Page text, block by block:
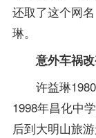
还取了这个网
琳。
意外车祸改
许益琳1980
1998年昌化中
后到大明山旅